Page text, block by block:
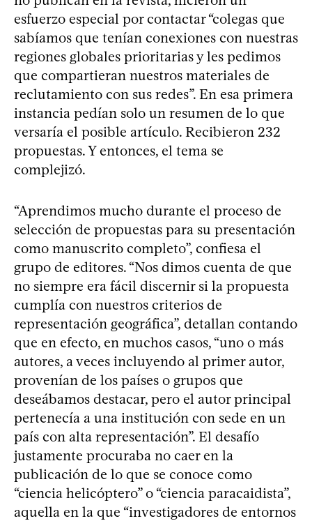
esfuerzo especial por contactar “colegas que
sabíamos que tenían conexiones con nuestras
regiones globales prioritarias y les pedimos
que compartieran nuestros materiales de
reclutamiento con sus redes”. En esa primera
instancia pedían solo un resumen de lo que
versaría el posible artículo. Recibieron 232
propuestas. Y entonces, el tema se
complejizó.
“Aprendimos mucho durante el proceso de
selección de propuestas para su presentación
como manuscrito completo”, confiesa el
grupo de editores. “Nos dimos cuenta de que
no siempre era fácil discernir si la propuesta
cumplía con nuestros criterios de
representación geográfica”, detallan contando
que en efecto, en muchos casos, “uno o más
autores, a veces incluyendo al primer autor,
provenían de los países o grupos que
deseábamos destacar, pero el autor principal
pertenecía a una institución con sede en un
país con alta representación”. El desafío
justamente procuraba no caer en la
publicación de lo que se conoce como
“ciencia helicóptero” o “ciencia paracaidista”,
aquella en la que “investigadores de entornos